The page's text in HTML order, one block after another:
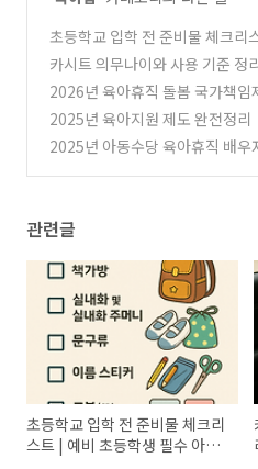
초등학교 입학 전 준비물 체크리
학생 필수 아이템 정리 (0)
카시트 의무나이와 사용 기준 정
2026년 육아휴직 돌봄 국가책임
리 (1)
2025년 육아지원 제도 완전정리
2025년 아동수당 육아휴직 배우
관련글
초등학교 입학 전 준비물 체크리
스트 | 예비 초등학생 필수 아이